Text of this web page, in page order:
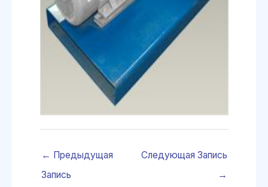
← Предыдущая
Запись
Следующая Запись
→